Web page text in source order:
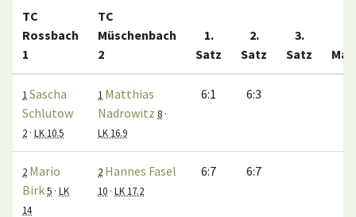
TC
Rossbach
1
TC
Müschenbach
2
1.
Satz
2.
Satz
3.
Satz
1 Sascha
Schlutow
2 · LK 10.5
1 Matthias
Nadrowitz 8 ·
LK 16.9
6:1 6:3
2 Mario
Birk5 · LK
14
2 Hannes Fasel
10 · LK 17.2
6:7 6:7